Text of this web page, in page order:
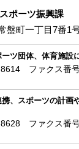
ポーツ振興課
盤町一丁目7番1
ツ団体、体育施設
ファクス番
、スポーツの計画
ファクス番